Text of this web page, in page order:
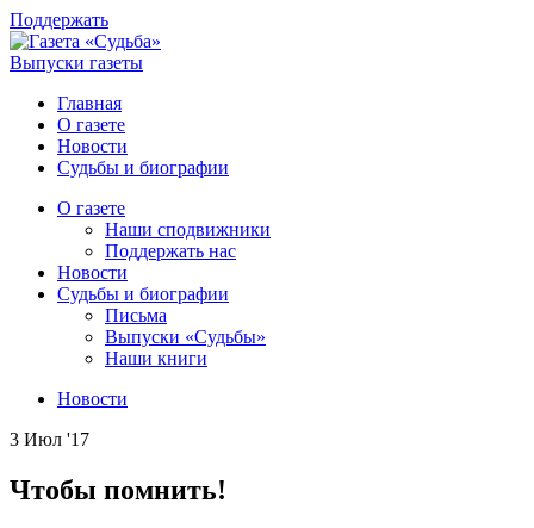
Поддержать
Выпуски газеты
Главная
О газете
Новости
Судьбы и биографии
О газете
Наши сподвижники
Поддержать нас
Новости
Судьбы и биографии
Письма
Выпуски «Судьбы»
Наши книги
Новости
3 Июл '17
Чтобы помнить!